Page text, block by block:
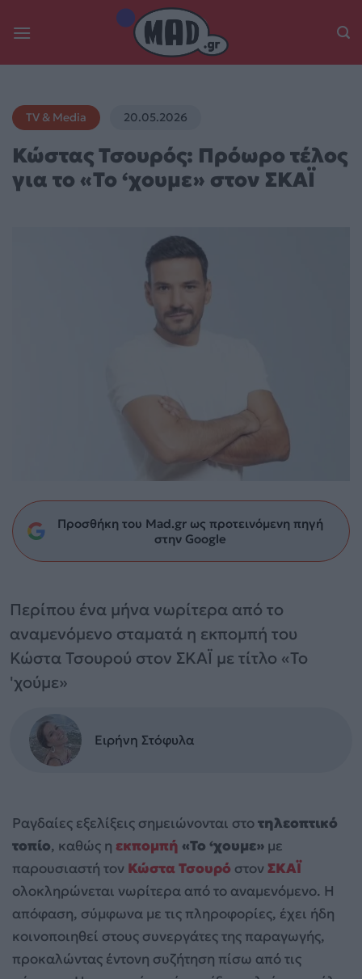
TV & Media 20.05.2026
Κώστας Τσουρός: Πρόωρο τέλος
για το «Το ‘χουμε» στον ΣΚΑΪ
Προσθήκη του Mad.gr ως προτεινόμενη πηγή
στην Google
Περίπου ένα μήνα νωρίτερα από το
αναμενόμενο σταματά η εκπομπή του
Κώστα Τσουρού στον ΣΚΑΪ με τίτλο «Το
'χούμε»
Ειρήνη Στόφυλα
Ραγδαίες εξελίξεις σημειώνονται στοτηλεοπτικό
τοπίο, καθώς η εκπομπή «Το ‘χουμε» με
παρουσιαστή τον Κώστα Τσουρό στονΣΚΑΪ
ολοκληρώνεται νωρίτερα από το αναμενόμενο. Η
απόφαση, σύμφωνα με τις πληροφορίες, έχει ήδη
κοινοποιηθεί στους συνεργάτες της παραγωγής,
προκαλώντας έντονη συζήτηση πίσω από τις